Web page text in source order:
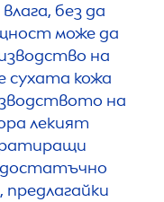
без да
може да
на
сухата кожа
на
лекият
достатъчно